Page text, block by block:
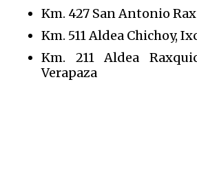
Km. 427 San Antonio
Km. 511 Aldea Chichoy,
Km. 211 Aldea
Verapaza